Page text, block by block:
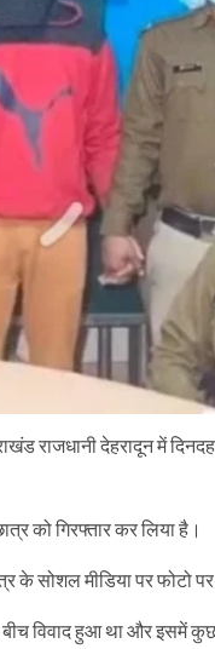
राजधानी देहरादून में
को गिरफ्तार कर लिया है।
सोशल मीडिया पर फोटो
विवाद हुआ था और इसमें कुछ